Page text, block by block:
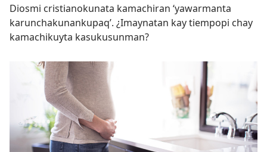
Diosmi cristianokunata kamachiran ‘yawarmanta
karunchakunankupaq’. ¿Imaynatan kay tiempopi chay
kamachikuyta kasukusunman?